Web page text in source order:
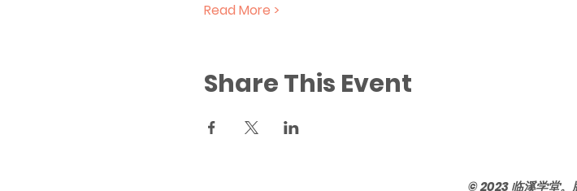
Read More >
Share This Event
© 2023 临溪学堂。